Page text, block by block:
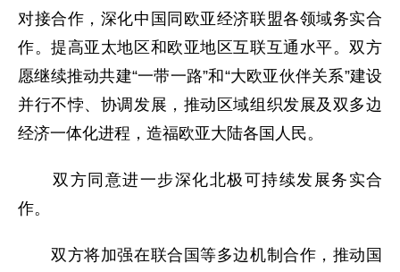
对接合作，深化中国同欧亚经济联盟各领域务实合
作。提高亚太地区和欧亚地区互联互通水平。双方
愿继续推动共建“一带一路”和“大欧亚伙伴关系”建设
并行不悖、协调发展，推动区域组织发展及双多边
经济一体化进程，造福欧亚大陆各国人民。
双方同意进一步深化北极可持续发展务实合
作。
双方将加强在联合国等多边机制合作，推动国